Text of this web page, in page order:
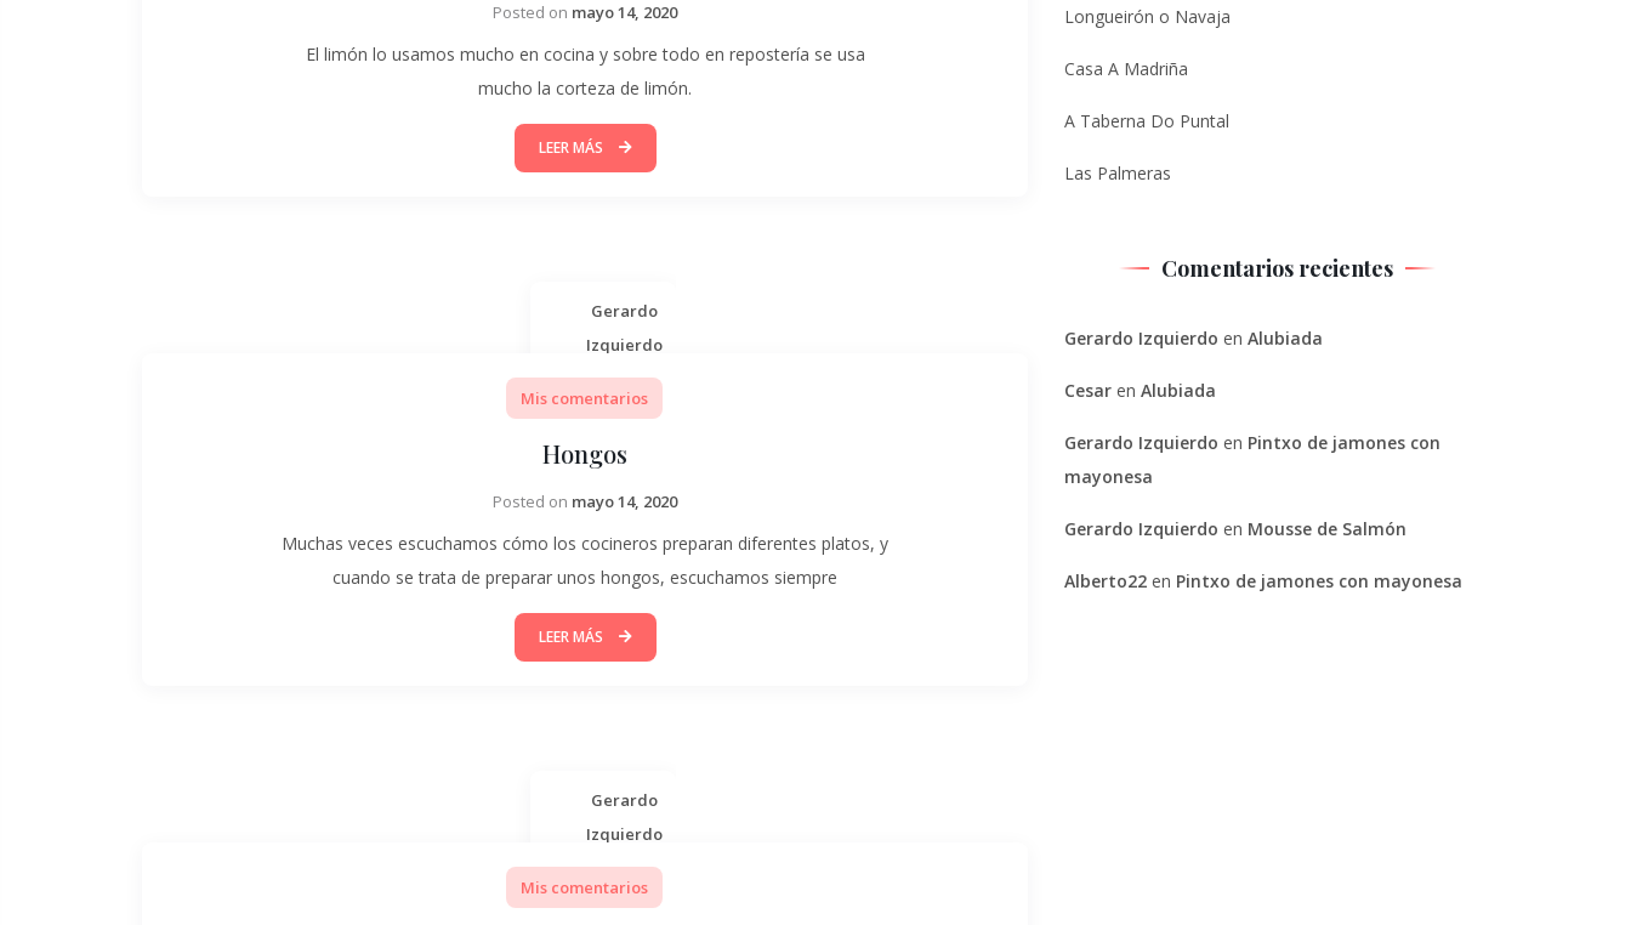
Posted on mayo 14, 2020
El limón lo usamos mucho en cocina y sobre todo en repostería se usa
mucho la corteza de limón.
LEER MÁS
Gerardo
Izquierdo
Mis comentarios
Hongos
Posted on mayo 14, 2020
Muchas veces escuchamos cómo los cocineros preparan diferentes platos, y
cuando se trata de preparar unos hongos, escuchamos siempre
LEER MÁS
Gerardo
Izquierdo
Mis comentarios
Longueirón o Navaja
Casa A Madriña
A Taberna Do Puntal
Las Palmeras
Comentarios recientes
Gerardo Izquierdo en Alubiada
Cesar en Alubiada
Gerardo Izquierdo en Pintxo de jamones con
mayonesa
Gerardo Izquierdo en Mousse de Salmón
Alberto22 en Pintxo de jamones con mayonesa